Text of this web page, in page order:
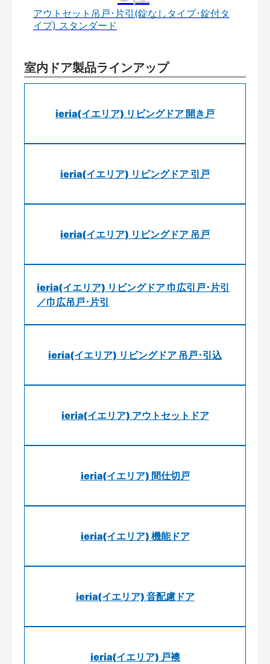
アウトセット吊戸･片引(錠なしタイプ･錠付タ
イプ) スタンダード
室内ドア製品ラインアップ
ieria(イエリア) リビングドア 開き戸
ieria(イエリア) リビングドア 引戸
ieria(イエリア) リビングドア 吊戸
ieria(イエリア) リビングドア 巾広引戸･片引
／巾広吊戸･片引
ieria(イエリア) リビングドア 吊戸･引込
ieria(イエリア) アウトセットドア
ieria(イエリア) 間仕切戸
ieria(イエリア) 機能ドア
ieria(イエリア) 音配慮ドア
ieria(イエリア) 戸襖